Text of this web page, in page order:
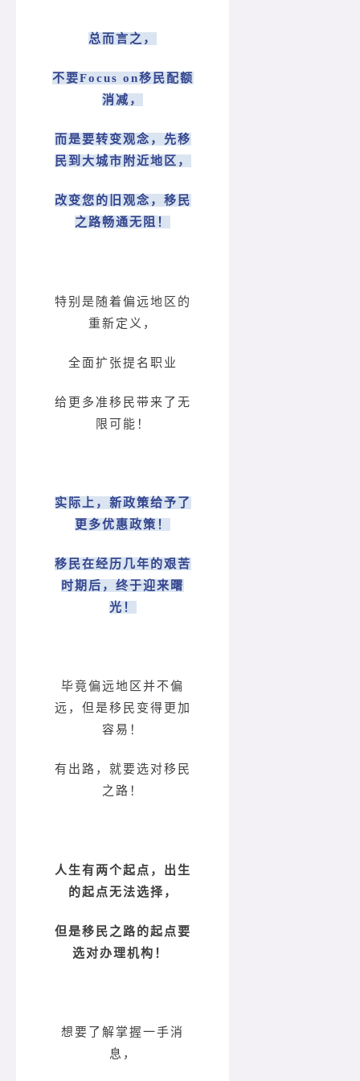
总而言之，
不要Focus on移民配额
消减，
而是要转变观念，先移
民到大城市附近地区，
改变您的旧观念，移民
之路畅通无阻！
特别是随着偏远地区的
重新定义，
全面扩张提名职业
给更多准移民带来了无
限可能！
实际上，新政策给予了
更多优惠政策！
移民在经历几年的艰苦
时期后，终于迎来曙
光！
毕竟偏远地区并不偏
远，但是移民变得更加
容易！
有出路，就要选对移民
之路！
人生有两个起点，出生
的起点无法选择，
但是移民之路的起点要
选对办理机构！
想要了解掌握一手消
息，